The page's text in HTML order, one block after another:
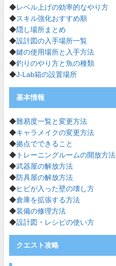
◆レベル上げの効率的なやり方
◆スキル強化おすすめ順
◆隠し場所まとめ
◆設計図の入手場所一覧
◆鍵の使用場所と入手方法
◆釣りのやり方と魚の種類
◆J-Lab箱の設置場所
基本情報
◆難易度一覧と変更方法
◆キャラメイクの変更方法
◆拠点でできること
◆ トレーニングルームの開放方法
◆武器屋の解放方法
◆防具屋の解放方法
◆ヒビが入った壁の壊し方
◆倉庫を拡張する方法
◆装備の修理方法
◆設計図・レシピの使い方
クエスト攻略